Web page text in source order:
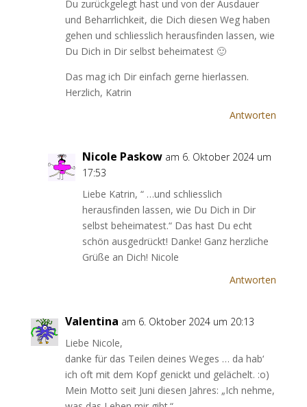
Du zurückgelegt hast und von der Ausdauer
und Beharrlichkeit, die Dich diesen Weg haben
gehen und schliesslich herausfinden lassen, wie
Du Dich in Dir selbst beheimatest 🙂
Das mag ich Dir einfach gerne hierlassen.
Herzlich, Katrin
Antworten
Nicole Paskow am 6. Oktober 2024 um
17:53
Liebe Katrin, “ …und schliesslich
herausfinden lassen, wie Du Dich in Dir
selbst beheimatest.“ Das hast Du echt
schön ausgedrückt! Danke! Ganz herzliche
Grüße an Dich! Nicole
Antworten
Valentina am 6. Oktober 2024 um 20:13
Liebe Nicole,
danke für das Teilen deines Weges … da hab‘
ich oft mit dem Kopf genickt und gelächelt. :o)
Mein Motto seit Juni diesen Jahres: „Ich nehme,